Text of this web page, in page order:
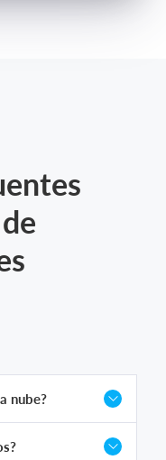
nube?